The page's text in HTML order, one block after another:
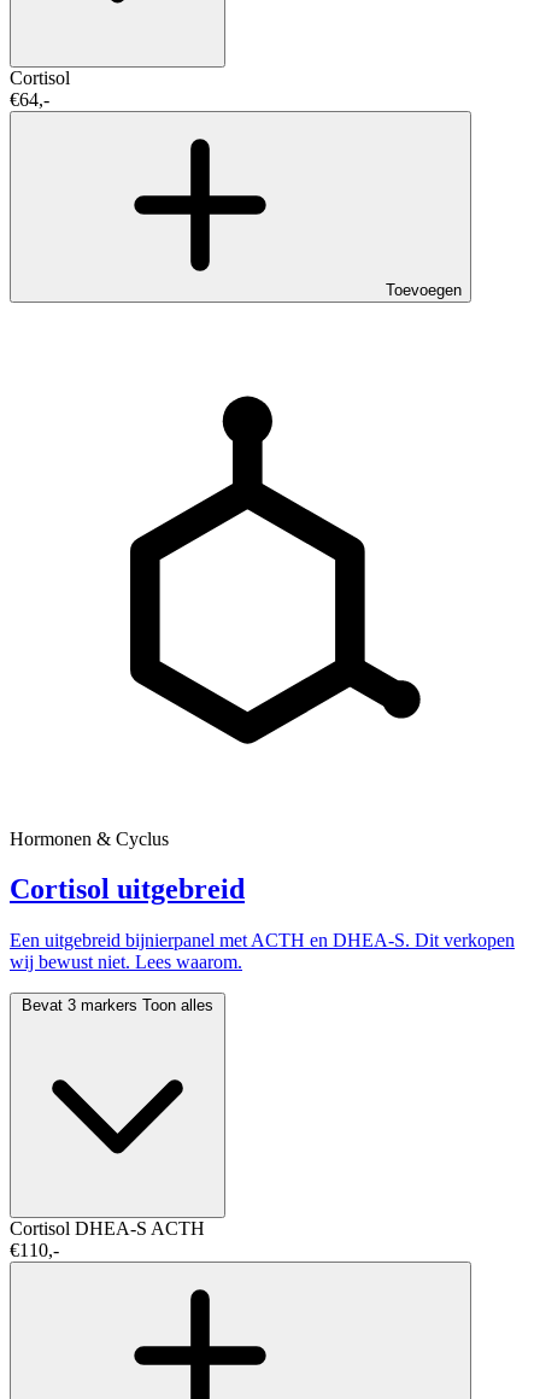
Cortisol
€64,-
Toevoegen
Hormonen & Cyclus
Cortisol uitgebreid
Een uitgebreid bijnierpanel met ACTH en DHEA-S. Dit verkopen
wij bewust niet. Lees waarom.
Bevat 3 markers Toon alles
Cortisol DHEA-S ACTH
€110,-